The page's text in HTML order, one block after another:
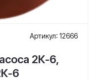
Артикул: 12666
2К-6,
6